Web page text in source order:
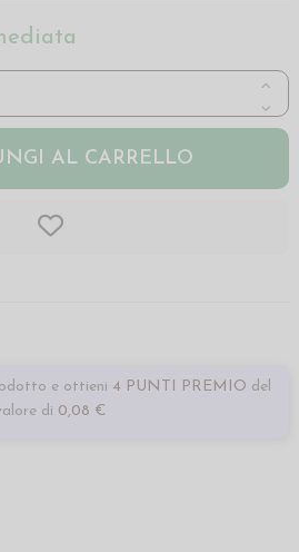
AL CARRELLO
e ottieni 4 PUNTI PREMIO del
di 0,08 €